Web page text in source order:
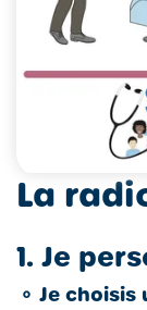
La
1. Je
⚬ Je choisis